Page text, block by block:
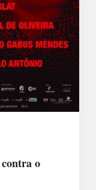
contra o